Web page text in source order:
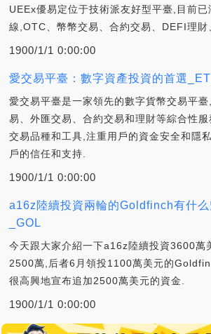
UEEx優易定位于技術派友好型平臺,目前已
線,OTC、幣幣交易、合約交易、DEFI理財
1900/1/1 0:00:00
愛交易平臺：數字資產投資的首選
愛交易平臺是一家領先的數字貨幣交易平
易、外匯交易、合約交易和理財等綜合性
交易品種和工具,注重用戶的資金安全和隱
戶的信任和支持.
1900/1/1 0:00:00
a16z陸續投資兩輪的Goldfinch有什么
_GOL
今天跟大家介紹一下a16z陸續投資3600萬
2500萬,后者6月領投1100萬美元的
很高興地宣布追加2500萬美元的資金.
1900/1/1 0:00:00